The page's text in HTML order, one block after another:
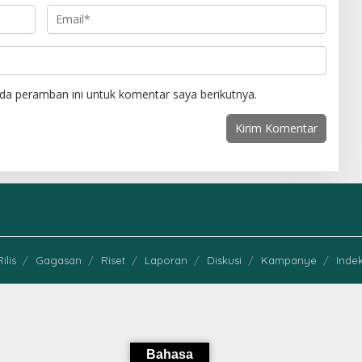
peramban ini untuk komentar saya berikutnya.
Gagasan Riset Laporan Diskusi Kampanye
Bahasa